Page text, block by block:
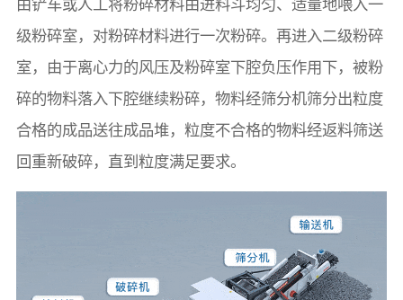
由铲车或人工将粉碎材料由进料斗均匀、适量地喂入一
级粉碎室，对粉碎材料进行一次粉碎。再进入二级粉碎
室，由于离心力的风压及粉碎室下腔负压作用下，被粉
碎的物料落入下腔继续粉碎，物料经筛分机筛分出粒度
合格的成品送往成品堆，粒度不合格的物料经返料筛送
回重新破碎，直到粒度满足要求。